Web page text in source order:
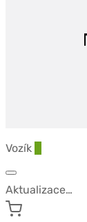
Vozík
Aktualizace…